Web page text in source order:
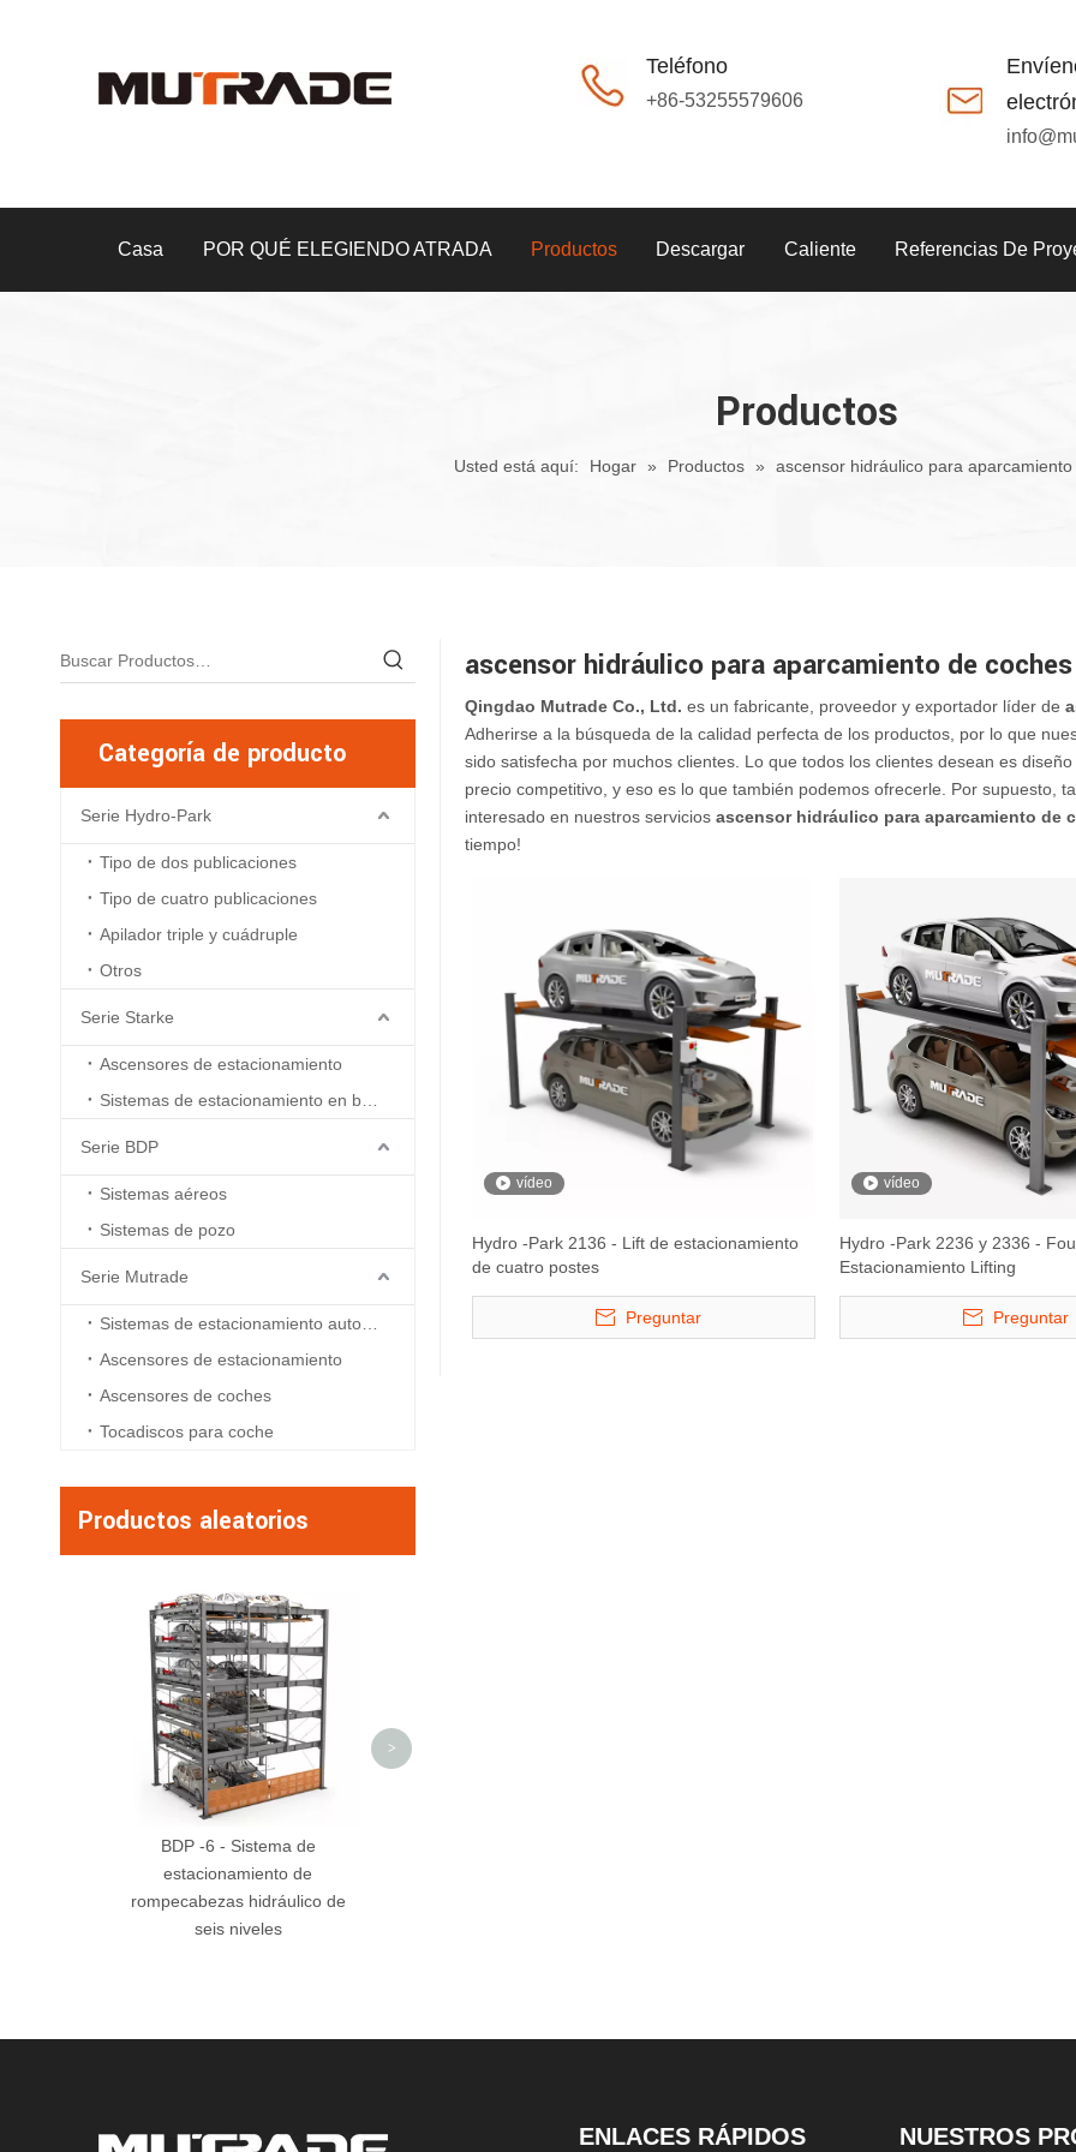
Teléfono
+86-53255579606
Casa POR QUÉ ELEGIENDO ATRADA Productos Descargar Caliente Referencias De
Productos
Usted está aquí: Hogar » Productos » ascensor hidráulico para
Categoría de producto
Serie Hydro-Park
Tipo de dos publicaciones
Tipo de cuatro publicaciones
Apilador triple y cuádruple
Otros
Serie Starke
Ascensores de estacionamiento
Serie BDP
Sistemas aéreos
Sistemas de pozo
Serie Mutrade
Ascensores de estacionamiento
Ascensores de coches
Tocadiscos para coche
Productos aleatorios
BDP -6 - Sistema de
estacionamiento de
rompecabezas hidráulico de
seis niveles
>
ascensor hidráulico para aparcamiento de coches
Qingdao Mutrade Co., Ltd. es un fabricante, proveedor y exportador líder de
Adherirse a la búsqueda de la calidad perfecta de los productos, por lo que
sido satisfecha por muchos clientes. Lo que todos los clientes desean es
precio competitivo, y eso es lo que también podemos ofrecerle. Por supuesto,
interesado en nuestros servicios ascensor hidráulico para aparcamiento de
tiempo!
vídeo
Hydro -Park 2136 - Lift de estacionamiento
de cuatro postes
Preguntar
vídeo
Hydro -Park 2236 y 2336 -
Estacionamiento Lifting
Preguntar
ENLACES RÁPIDOS NUESTROS